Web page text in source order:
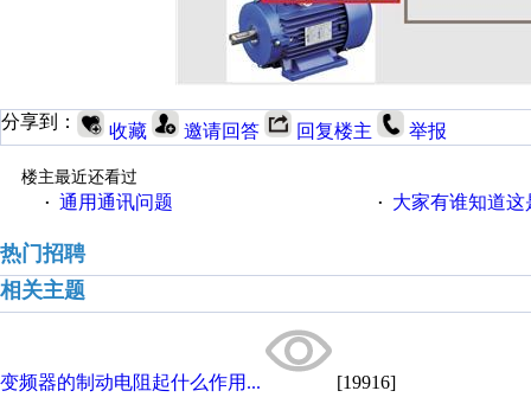
分享到： 收藏 邀请回答 回复楼主 举报
楼主最近还看过
· 通用通讯问题 · 大家有谁知道
热门招聘
相关主题
变频器的制动电阻起什么作用... [19916]